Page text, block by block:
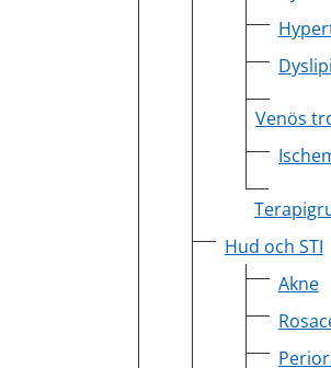
Hud och STI
Akne